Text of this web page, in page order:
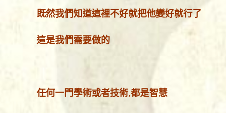
既然我們知道這裡不好就把他變好就行了
這是我們需要做的
任何一門學術或者技術,都是智慧